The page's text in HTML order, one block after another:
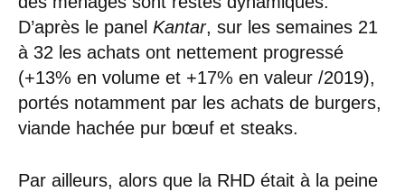
D’après le panel Kantar, sur les semaines 21
à 32 les achats ont nettement progressé
(+13% en volume et +17% en valeur /2019),
portés notamment par les achats de burgers,
viande hachée pur bœuf et steaks.
Par ailleurs, alors que la RHD était à la peine